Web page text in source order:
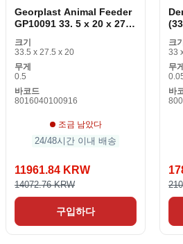
Georplast Animal Feeder
GP10091 33. 5 x 20 x 27.
크기
33.5 x 27.5 x 20
무게
0.5
바코드
8016040100916
조금 남았다
24/48시간 이내 배송
11961.84 KRW
14072.76 KRW
구입하다
크기
33
무게
바